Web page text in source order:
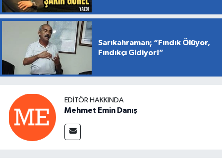
Sarıkahraman; “Fındık Ölüyor,
Fındıkçı Gidiyor!”
EDITÖR HAKKINDA
Mehmet Emin Danış